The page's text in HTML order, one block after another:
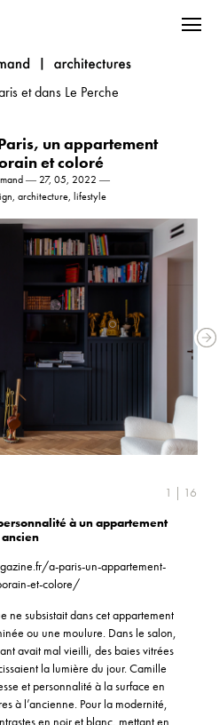
et dans Le Perche
Paris, un appartement
et coloré
― 27, 05, 2022 ―
architecture, lifestyle
1 | 16
à un appartement
ancien
a-paris-un-appartement-
et-colore/
ne subsistait dans cet appartement
ou une moulure. Dans le salon,
avait mal vieilli, des baies vitrées
la lumière du jour. Camille
et personnalité à la surface en
à l’ancienne. Pour la modernité,
en noir et blanc, mettant en